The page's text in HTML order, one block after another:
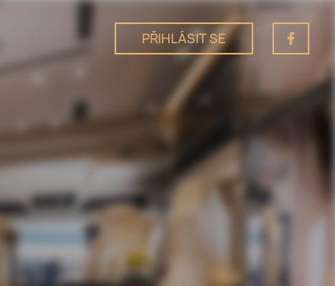
PŘIHLÁSIT SE